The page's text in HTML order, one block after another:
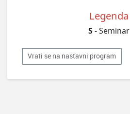
Legenda
S- Seminar
Vrati se na nastavni program